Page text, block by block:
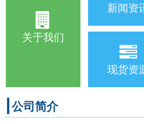
关于我们
新闻资
现货资
公司简介